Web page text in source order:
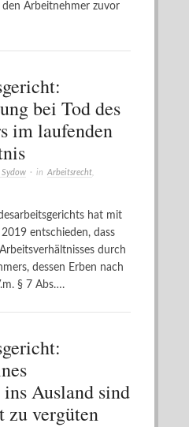
Arbeitnehmer zuvor
bei Tod des
im laufenden
· in Arbeitsrecht
hat mit
entschieden, dass
durch
dessen Erben nach
§ 7 Abs….
Ausland sind
zu vergüten